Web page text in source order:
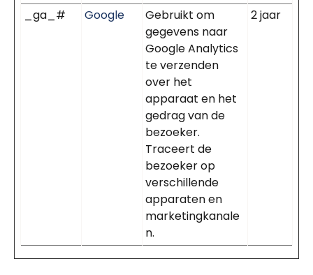
_ga_# Google
Gebruikt om
gegevens naar
Google Analytics
te verzenden
over het
apparaat en het
gedrag van de
bezoeker.
Traceert de
bezoeker op
verschillende
apparaten en
marketingkanale
n.
2 jaar